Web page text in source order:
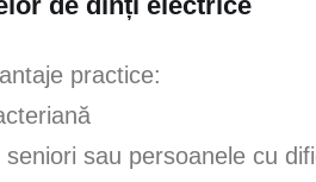
practice:
sau persoanele cu